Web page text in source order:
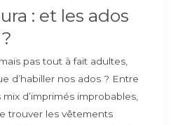
: et les ados
pas tout à fait adultes,
d’habiller nos ados ? Entre
d’imprimés improbables,
trouver les vêtements